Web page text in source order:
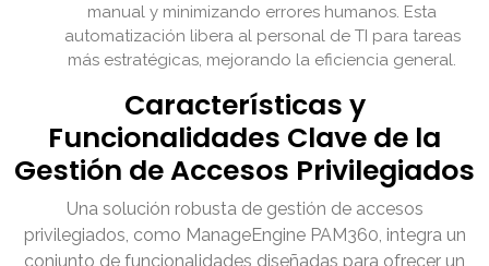
manual y minimizando errores humanos. Esta
automatización libera al personal de TI para tareas
más estratégicas, mejorando la eficiencia general.
Características y
Funcionalidades Clave de la
Gestión de Accesos Privilegiados
Una solución robusta de gestión de accesos
privilegiados, como ManageEngine PAM360, integra un
conjunto de funcionalidades diseñadas para ofrecer un